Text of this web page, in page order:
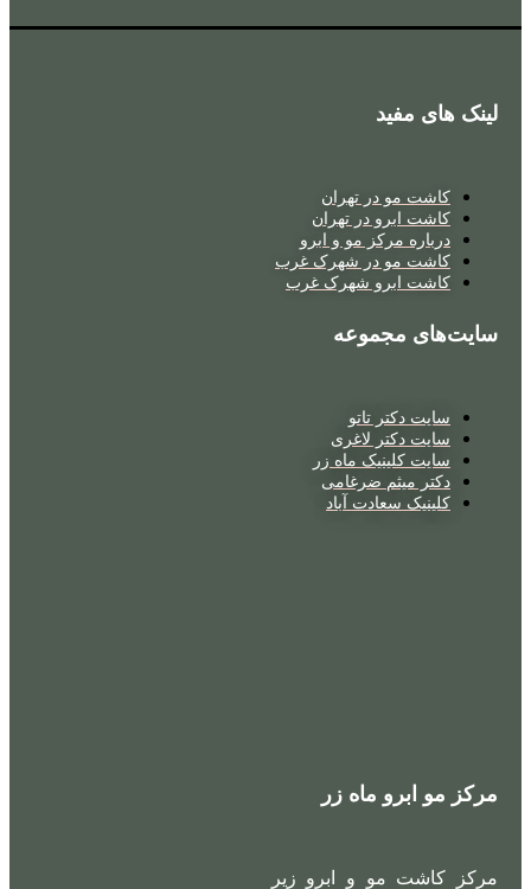
لینک های مفید
کاشت مو در تهران
کاشت ابرو در تهران
درباره مرکز مو و ابرو
کاشت مو در شهرک غرب
کاشت ابرو شهرک غرب
سایت‌های مجموعه
سایت دکتر تاتو
سایت دکتر لاغری
سایت کلینیک ماه زر
دکتر میثم ضرغامی
کلینیک سعادت آباد
مرکز مو ابرو ماه زر
مرکز کاشت مو و ابرو زیر